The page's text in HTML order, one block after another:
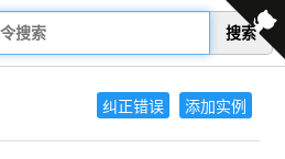
搜索
纠正错误 添加实例